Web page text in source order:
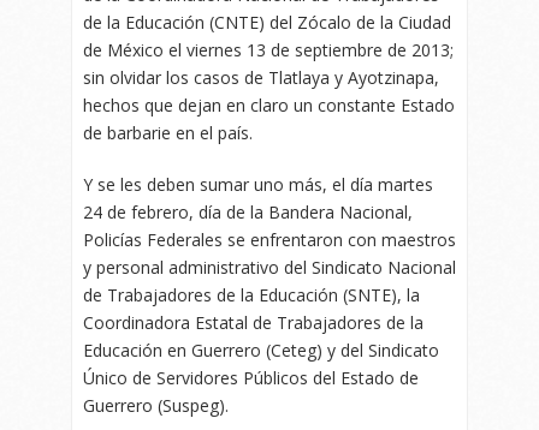
de la Educación (CNTE) del Zócalo de la Ciudad
de México el viernes 13 de septiembre de 2013;
sin olvidar los casos de Tlatlaya y Ayotzinapa,
hechos que dejan en claro un constante Estado
de barbarie en el país.
Y se les deben sumar uno más, el día martes
24 de febrero, día de la Bandera Nacional,
Policías Federales se enfrentaron con maestros
y personal administrativo del Sindicato Nacional
de Trabajadores de la Educación (SNTE), la
Coordinadora Estatal de Trabajadores de la
Educación en Guerrero (Ceteg) y del Sindicato
Único de Servidores Públicos del Estado de
Guerrero (Suspeg).